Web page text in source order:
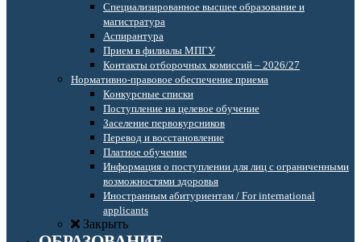
Специализированное высшее образование и
магистратура
Аспирантура
Прием в филиалы МПГУ
Контакты отборочных комиссий – 2026/27
Нормативно-правовое обеспечение приема
Конкурсные списки
Поступление на целевое обучение
Заселение первокурсников
Перевод и восстановление
Платное обучение
Информация о поступлении для лиц с ограниченными
возможностями здоровья
Иностранным абитуриентам / For international
applicants
Закрыть